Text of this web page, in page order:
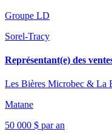
Groupe LD
Sorel-Tracy
Représentant(e) des
Les Bières Microbec & La
Matane
50 000 $ par an